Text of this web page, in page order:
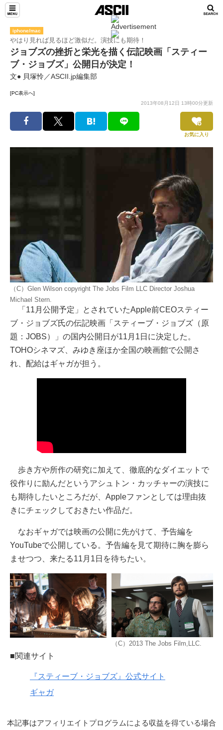
iphone/mac
やはり見れば見るほど激似だ。演技にも期待！
ジョブズの挫折と栄光を描く伝記映画「スティー
ブ・ジョブズ」公開日が決定！
文● 貝塚怜／ASCII.jp編集部
[PC表示へ]
2013年08月12日 13時00分更新
お気に入り
（C）Glen Wilson copyright The Jobs Film LLC Director Joshua
Michael Stern.
「11月公開予定」とされていたApple前CEOスティー
ブ・ジョブズ氏の伝記映画「スティーブ・ジョブズ（原
題：JOBS）」の国内公開日が11月1日に決定した。
TOHOシネマズ、みゆき座ほか全国の映画館で公開さ
れ、配給はギャガが担う。
歩き方や所作の研究に加えて、徹底的なダイエットで
役作りに励んだというアシュトン・カッチャーの演技に
も期待したいところだが、Appleファンとしては理由抜
きにチェックしておきたい作品だ。
なおギャガでは映画の公開に先がけて、予告編を
YouTubeで公開している。予告編を見て期待に胸を膨ら
ませつつ、来たる11月1日を待ちたい。
（C）2013 The Jobs Film,LLC.
■関連サイト
『スティーブ・ジョブズ』公式サイト
ギャガ
本記事はアフィリエイトプログラムによる収益を得ている場合